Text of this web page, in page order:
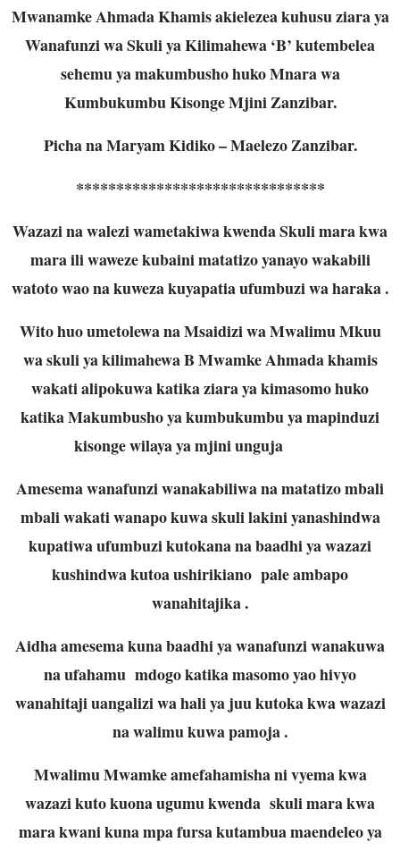
Mwanamke Ahmada Khamis akielezea kuhusu ziara ya
Wanafunzi wa Skuli ya Kilimahewa ‘B’ kutembelea
sehemu ya makumbusho huko Mnara wa
Kumbukumbu Kisonge Mjini Zanzibar.
Picha na Maryam Kidiko – Maelezo Zanzibar.
*******************************
Wazazi na walezi wametakiwa kwenda Skuli mara kwa
mara ili waweze kubaini matatizo yanayo wakabili
watoto wao na kuweza kuyapatia ufumbuzi wa haraka .
Wito huo umetolewa na Msaidizi wa Mwalimu Mkuu
wa skuli ya kilimahewa B Mwamke Ahmada khamis
wakati alipokuwa katika ziara ya kimasomo huko
katika Makumbusho ya kumbukumbu ya mapinduzi
kisonge wilaya ya mjini unguja
Amesema wanafunzi wanakabiliwa na matatizo mbali
mbali wakati wanapo kuwa skuli lakini yanashindwa
kupatiwa ufumbuzi kutokana na baadhi ya wazazi
kushindwa kutoa ushirikiano pale ambapo
wanahitajika .
Aidha amesema kuna baadhi ya wanafunzi wanakuwa
na ufahamu mdogo katika masomo yao hivyo
wanahitaji uangalizi wa hali ya juu kutoka kwa wazazi
na walimu kuwa pamoja .
Mwalimu Mwamke amefahamisha ni vyema kwa
wazazi kuto kuona ugumu kwenda skuli mara kwa
mara kwani kuna mpa fursa kutambua maendeleo ya